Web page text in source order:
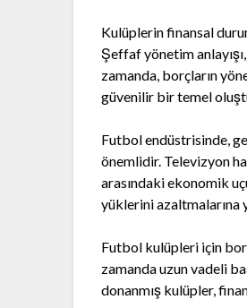
Kulüplerin finansal
Şeffaf yönetim
zamanda, borçların
güvenilir bir temel
Futbol endüstrisinde,
önemlidir. Televizyon
arasındaki ekonomik
yüklerini azaltmalarına
Futbol kulüpleri için
zamanda uzun vadeli
donanmış kulüpler,